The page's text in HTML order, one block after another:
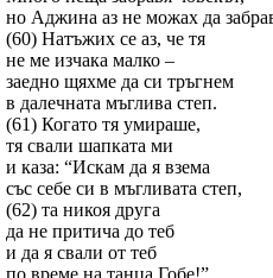
но Аджина аз не можах да
(60) Натъжих се аз, че тя
не ме изчака малко –
заедно щяхме да си тръгнем
в далечната мъглива степ.
(61) Когато тя умираше,
тя свали шапката ми
и каза: “Искам да я взема
със себе си в мъгливата степ,
(62) та никоя друга
да не притича до теб
и да я свали от теб
по време на танца Гобе!”.